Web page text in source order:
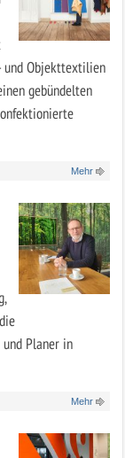
und Objekttextilien
gebündelten
Mehr
Planer in
Mehr